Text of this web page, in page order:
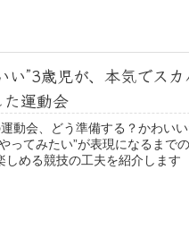
い”3歳児が、本気でス
た運動会
動会、どう準備する？かわい
ってみたい”が表現になるまで
しめる競技の工夫を紹介します